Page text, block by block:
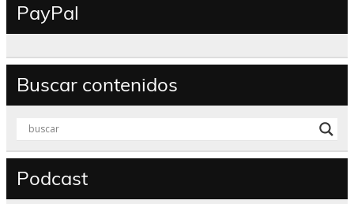
PayPal
Buscar contenidos
Podcast